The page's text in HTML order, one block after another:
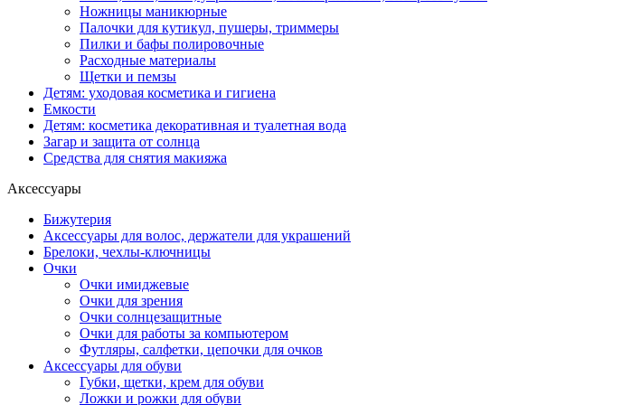
Ножницы маникюрные
Палочки для кутикул, пушеры, триммеры
Пилки и бафы полировочные
Расходные материалы
Щетки и пемзы
Детям: уходовая косметика и гигиена
Емкости
Детям: косметика декоративная и туалетная вода
Загар и защита от солнца
Средства для снятия макияжа
Аксессуары
Бижутерия
Аксессуары для волос, держатели для украшений
Брелоки, чехлы-ключницы
Очки
Очки имиджевые
Очки для зрения
Очки солнцезащитные
Очки для работы за компьютером
Футляры, салфетки, цепочки для очков
Аксессуары для обуви
Губки, щетки, крем для обуви
Ложки и рожки для обуви